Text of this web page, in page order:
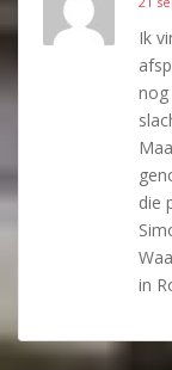
Ik
nog
die
in